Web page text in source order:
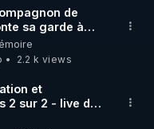
de méditation et
code
de
sa garde à
PARTAGEZ!
2.2 k views
et
2 sur 2 - live du